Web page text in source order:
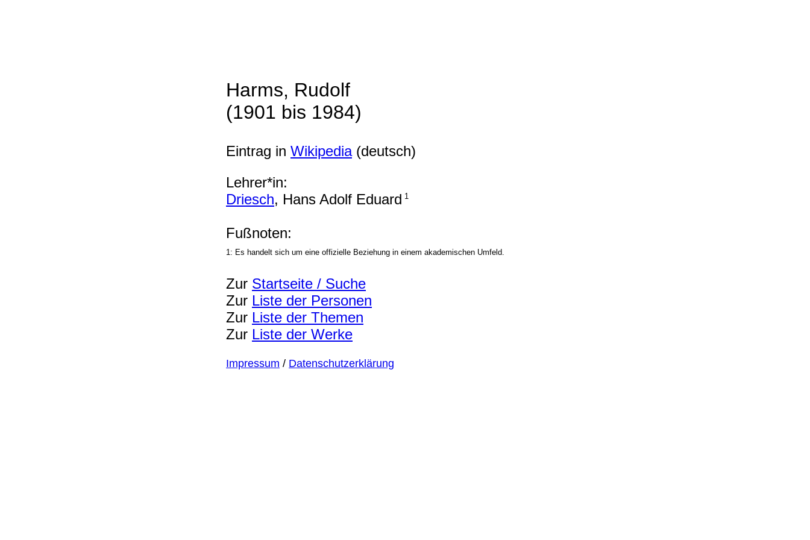
Harms, Rudolf
(1901 bis 1984)
Eintrag in Wikipedia(deutsch)
Lehrer*in:
Driesch, Hans Adolf Eduard 1
Fußnoten:
1: Es handelt sich um eine offizielle Beziehung in einem akademischen Umfeld.
Zur Startseite / Suche
Zur Liste der Personen
Zur Liste der Themen
Zur Liste der Werke
Impressum / Datenschutzerklärung